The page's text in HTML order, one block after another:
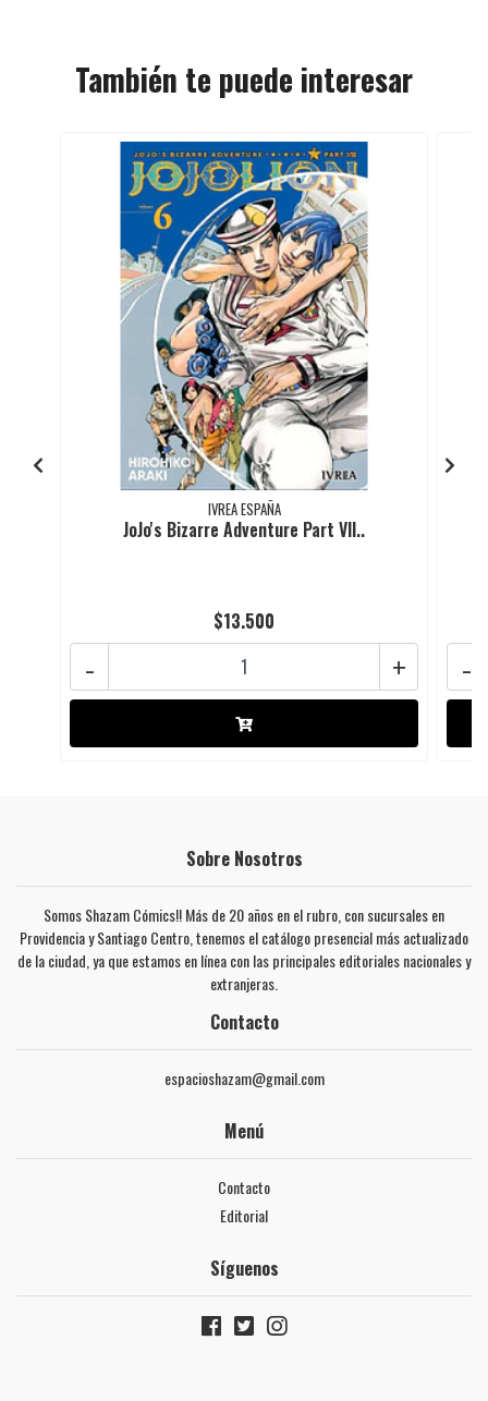
También te puede interesar
IVREA ESPAÑA
JoJo's Bizarre Adventure Part VII..
$13.500
+
- -
Sobre Nosotros
Somos Shazam Cómics!! Más de 20 años en el rubro, con sucursales en
Providencia y Santiago Centro, tenemos el catálogo presencial más actualizado
de la ciudad, ya que estamos en línea con las principales editoriales nacionales y
extranjeras.
Contacto
espacioshazam@gmail.com
Menú
Contacto
Editorial
Síguenos